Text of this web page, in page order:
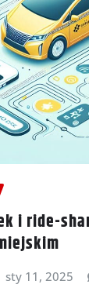
i ride-
sty 11, 2025